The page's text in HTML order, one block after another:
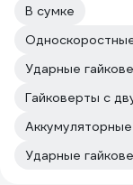
В сумке
Ударные
Гайковерты с
Ударные